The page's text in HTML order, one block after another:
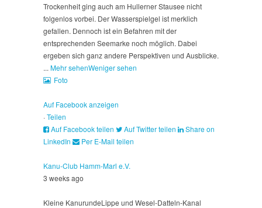
Trockenheit ging auch am Hullerner Stausee nicht
folgenlos vorbei. Der Wasserspielgel ist merklich
gefallen. Dennoch ist ein Befahren mit der
entsprechenden Seemarke noch möglich. Dabei
ergeben sich ganz andere Perspektiven und Ausblicke.
... Mehr sehenWeniger sehen
Foto
Auf Facebook anzeigen
·Teilen
Auf Facebook teilen
Auf Twitter teilen
Share on
LinkedIn
Per E-Mail teilen
Kanu-Club Hamm-Marl e.V.
3 weeks ago
Kleine KanurundeLippe und Wesel-Datteln-Kanal